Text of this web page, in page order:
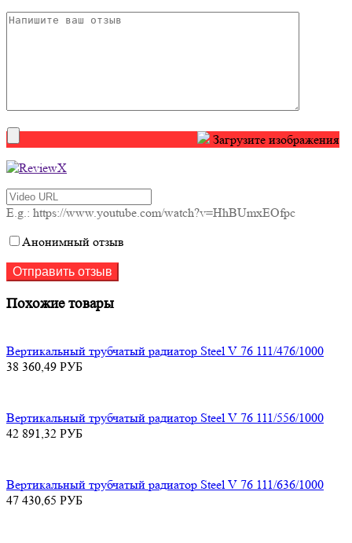
Загрузите изображения
E.g.: https://www.youtube.com/watch?v=HhBUmxEOfpc
Анонимный отзыв
Похожие товары
Вертикальный трубчатый радиатор Steel V 76 111/476/1000
38 360,49 РУБ
Вертикальный трубчатый радиатор Steel V 76 111/556/1000
42 891,32 РУБ
Вертикальный трубчатый радиатор Steel V 76 111/636/1000
47 430,65 РУБ